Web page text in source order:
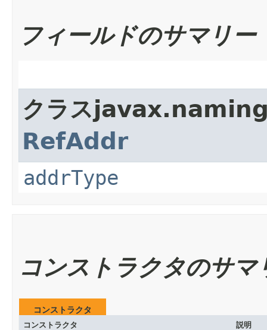
フィールドのサマリー
クラスjavax.naming
RefAddr
addrType
コンストラクタのサマ
コンストラクタ
コンストラクタ 説明